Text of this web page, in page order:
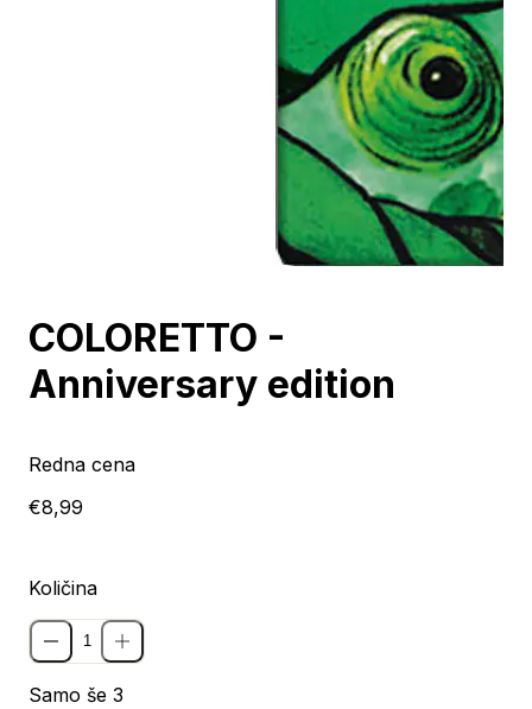
COLORETTO -
Anniversary edition
Redna cena
€8,99
Količina
Samo še 3